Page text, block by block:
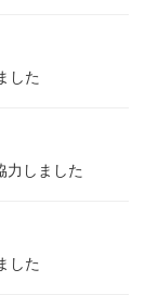
した
力しました
した